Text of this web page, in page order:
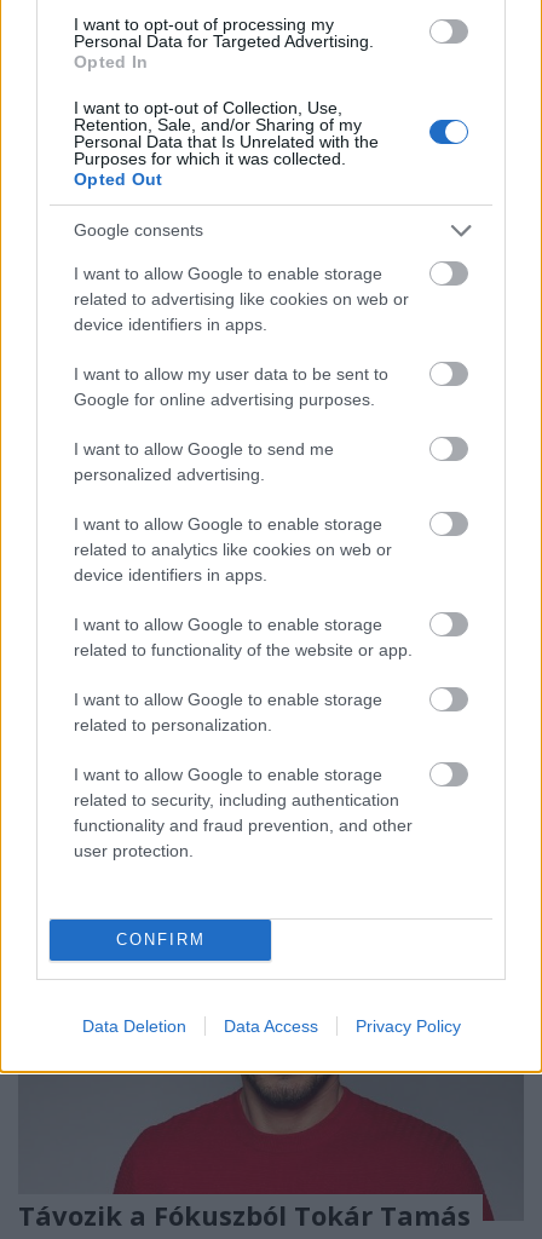
I want to opt-out of processing my
Personal Data for Targeted Advertising.
Opted In
I want to opt-out of Collection, Use,
Retention, Sale, and/or Sharing of my
Personal Data that Is Unrelated with the
Purposes for which it was collected.
Opted Out
Google consents
I want to allow Google to enable storage
related to advertising like cookies on web or
device identifiers in apps.
I want to allow my user data to be sent to
Google for online advertising purposes.
I want to allow Google to send me
personalized advertising.
I want to allow Google to enable storage
related to analytics like cookies on web or
device identifiers in apps.
I want to allow Google to enable storage
related to functionality of the website or app.
I want to allow Google to enable storage
related to personalization.
I want to allow Google to enable storage
related to security, including authentication
functionality and fraud prevention, and other
user protection.
CONFIRM
Data Deletion Data Access Privacy Policy
Szünetre mennek az Örökösök,
visszatér a Mi kis falunk az RTL-re
ReklámInvázió • 2023. május 02.
Hat hét után május 12-én véget ér az RTL-en az
Álommeló című műsor, ami gyökeres
műsorváltozást hoz magával, ami a főműsoridőt
illeti - ...
Távozik a Fókuszból Tokár Tamás